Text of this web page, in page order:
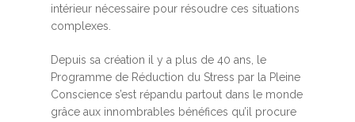
intérieur nécessaire pour résoudre ces situations
complexes.
Depuis sa création il y a plus de 40 ans, le
Programme de Réduction du Stress par la Pleine
Conscience s’est répandu partout dans le monde
grâce aux innombrables bénéfices qu’il procure